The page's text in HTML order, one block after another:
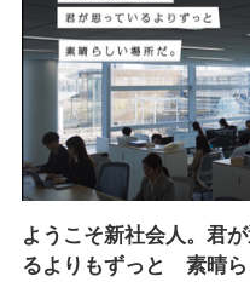
ようこそ新社会人。君
るよりもずっと 素晴ら